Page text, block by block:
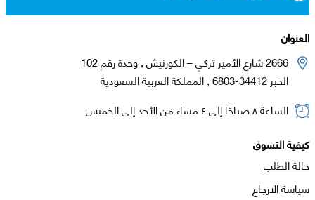
العنوان
2666 شارع الأمير تركي – الكورنيش , وحدة رقم 102
الخبر 34412-6803 , المملكة العربية السعودية
الساعة ٨ صباحًا إلى ٤ مساء من الأحد إلى الخميس
كيفية التسوق
حالة الطلب
سياسة الارجاع